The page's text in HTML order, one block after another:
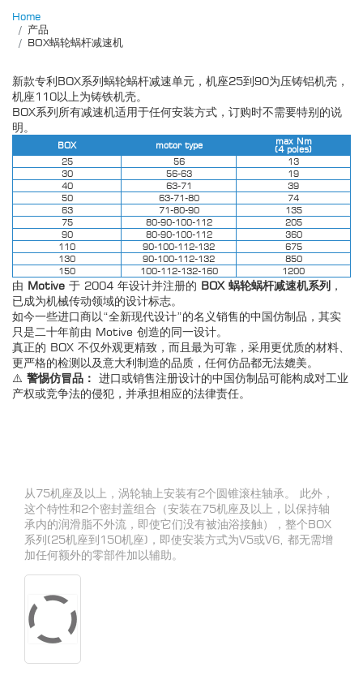
Home
产品
BOX蜗轮蜗杆减速机
新款专利BOX系列蜗轮蜗杆减速单元，机座25到90为压铸铝机壳，
机座110以上为铸铁机壳。
BOX系列所有减速机适用于任何安装方式，订购时不需要特别的说
明。
BOX motor type max Nm
(4 poles)
25
56
13
30
56-63
19
40
63-71
39
50
63-71-80
74
63
71-80-90
135
75
80-90-100-112
205
90
80-90-100-112
360
110
90-100-112-132
675
130
90-100-112-132
850
150
100-112-132-160 1200
由 Motive 于 2004 年设计并注册的 BOX 蜗轮蜗杆减速机系列 ，
已成为机械传动领域的设计标志。
如今一些进口商以“全新现代设计”的名义销售的中国仿制品，其实
只是二十年前由 Motive 创造的同一设计。
真正的 BOX 不仅外观更精致，而且最为可靠，采用更优质的材料、
更严格的检测以及意大利制造的品质，任何仿品都无法媲美。
⚠️ 警惕仿冒品： 进口或销售注册设计的中国仿制品可能构成对工业
产权或竞争法的侵犯，并承担相应的法律责任。
从75机座及以上，涡轮轴上安装有2个圆锥滚柱轴承。 此外，
这个特性和2个密封盖组合（安装在75机座及以上，以保持轴
承内的润滑脂不外流，即使它们没有被油浴接触），整个BOX
系列(25机座到150机座)，即使安装方式为V5或V6, 都无需增
加任何额外的零部件加以辅助。